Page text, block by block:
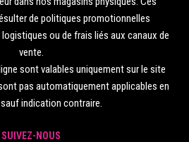
de politiques promotionnelles
ou de frais liés aux canaux de
vente.
sont valables uniquement sur le site
pas automatiquement applicables en
indication contraire.
SUIVEZ-NOUS